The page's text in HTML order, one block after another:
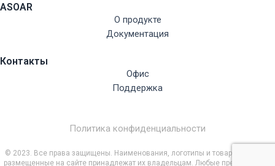
ASOAR
О продукте
Документация
Контакты
Офис
Поддержка
Политика конфиденциальности
© 2023. Все права защищены. Наименования, логотипы и товарные знаки,
размещенные на сайте принадлежат их владельцам. Любые предложения,